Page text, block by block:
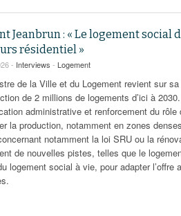
Jeanbrun : « Le logement
résidentiel »
- Interviews - Logement
de la Ville et du Logement revient sur
de 2 millions de logements d’ici à
administrative et renforcement du
la production, notamment en zones
notamment la loi SRU ou la
de nouvelles pistes, telles que le
logement social à vie, pour adapter